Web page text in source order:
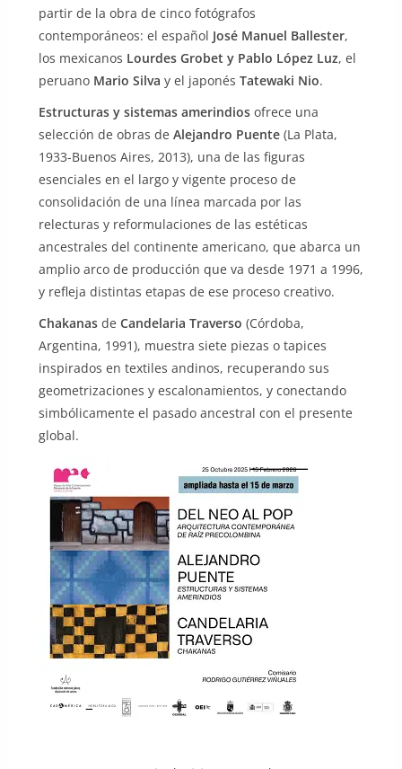
partir de la obra de cinco fotógrafos
contemporáneos: el español José Manuel Ballester,
los mexicanos Lourdes Grobet y Pablo López Luz, el
peruano Mario Silva y el japonés Tatewaki Nio.
Estructuras y sistemas amerindiosofrece una
selección de obras de Alejandro Puente(La Plata,
1933-Buenos Aires, 2013), una de las figuras
esenciales en el largo y vigente proceso de
consolidación de una línea marcada por las
relecturas y reformulaciones de las estéticas
ancestrales del continente americano, que abarca un
amplio arco de producción que va desde 1971 a 1996,
y refleja distintas etapas de ese proceso creativo.
Chakanas de Candelaria Traverso (Córdoba,
Argentina, 1991), muestra siete piezas o tapices
inspirados en textiles andinos, recuperando sus
geometrizaciones y escalonamientos, y conectando
simbólicamente el pasado ancestral con el presente
global.